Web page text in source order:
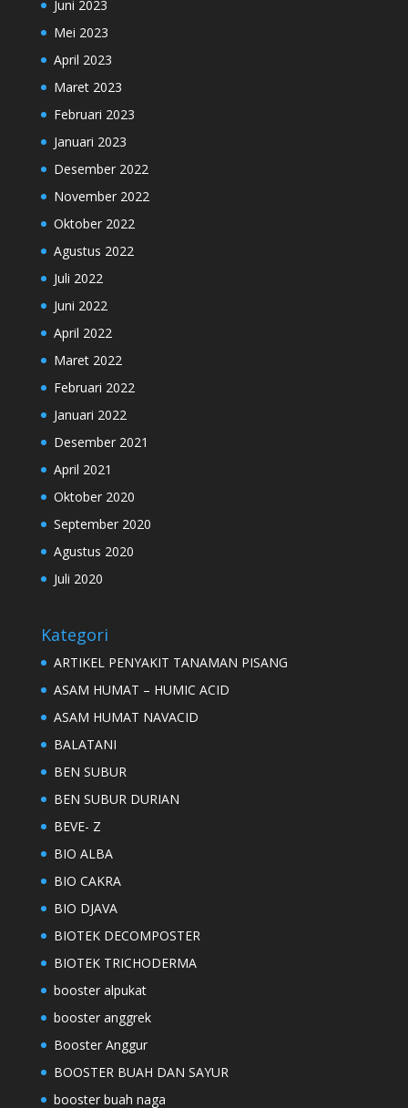
Juni 2023
Mei 2023
April 2023
Maret 2023
Februari 2023
Januari 2023
Desember 2022
November 2022
Oktober 2022
Agustus 2022
Juli 2022
Juni 2022
April 2022
Maret 2022
Februari 2022
Januari 2022
Desember 2021
April 2021
Oktober 2020
September 2020
Agustus 2020
Juli 2020
Kategori
ARTIKEL PENYAKIT TANAMAN PISANG
ASAM HUMAT – HUMIC ACID
ASAM HUMAT NAVACID
BALATANI
BEN SUBUR
BEN SUBUR DURIAN
BEVE- Z
BIO ALBA
BIO CAKRA
BIO DJAVA
BIOTEK DECOMPOSTER
BIOTEK TRICHODERMA
booster alpukat
booster anggrek
Booster Anggur
BOOSTER BUAH DAN SAYUR
booster buah naga